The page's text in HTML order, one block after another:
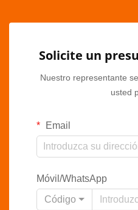
Solicite un
Nuestro representante
usted
Email
Móvil/WhatsApp
Código